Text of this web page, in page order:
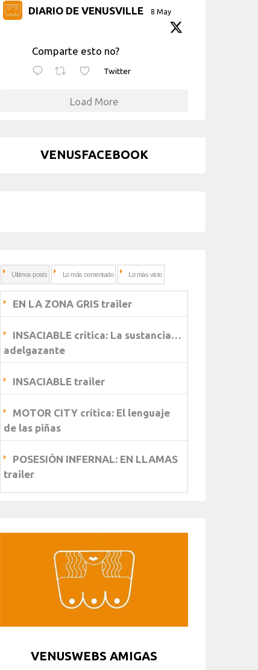
DIARIO DE VENUSVILLE 8 May
Comparte esto no?
Twitter
Load More
VENUSFACEBOOK
Ultimos posts Lo más comentado Lo más visto
EN LA ZONA GRIS trailer
INSACIABLE crítica: La sustancia…
adelgazante
INSACIABLE trailer
MOTOR CITY crítica: El lenguaje
de las piñas
POSESIÓN INFERNAL: EN LLAMAS
trailer
VENUSWEBS AMIGAS